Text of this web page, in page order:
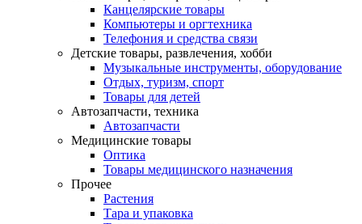
Канцелярские товары
Компьютеры и оргтехника
Телефония и средства связи
Детские товары, развлечения, хобби
Музыкальные инструменты, оборудование
Отдых, туризм, спорт
Товары для детей
Автозапчасти, техника
Автозапчасти
Медицинские товары
Оптика
Товары медицинского назначения
Прочее
Растения
Тара и упаковка